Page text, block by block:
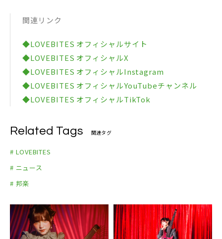
関連リンク
◆LOVEBITES オフィシャルサイト
◆LOVEBITES オフィシャルX
◆LOVEBITES オフィシャルInstagram
◆LOVEBITES オフィシャルYouTubeチャンネル
◆LOVEBITES オフィシャルTikTok
Related Tags 関連タグ
# LOVEBITES
# ニュース
# 邦楽